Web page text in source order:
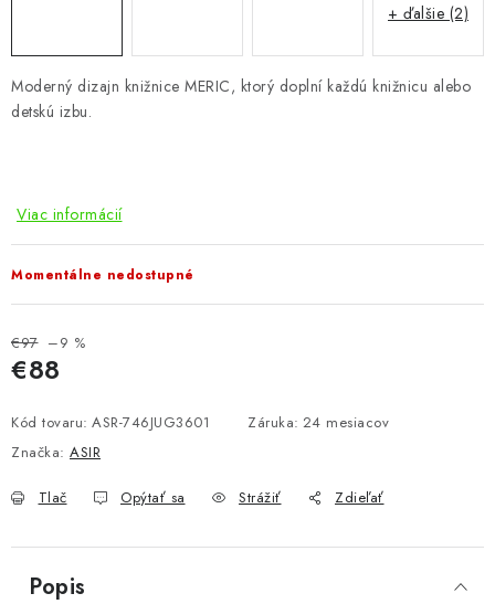
Kontakty Podmienky ochrany osobných údajov
Moderný dizajn knižnice MERIC, ktorý doplní každú knižnicu alebo
detskú izbu.
Viac informácií
Momentálne nedostupné
€97 –9 %
€88
Kód tovaru: ASR-746JUG3601 Záruka: 24 mesiacov
Značka: ASIR
Tlač Opýtať sa Strážiť Zdieľať
+ ďalšie (2)
Popis